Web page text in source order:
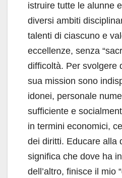
istruire tutte le alunne
diversi ambiti
talenti di ciascuno e
eccellenze, senza
difficoltà. Per svolgere
sua mission sono
idonei, personale
sufficiente e
in termini economici,
dei diritti. Educare alla
significa che dove ha
dell’altro, finisce il mio